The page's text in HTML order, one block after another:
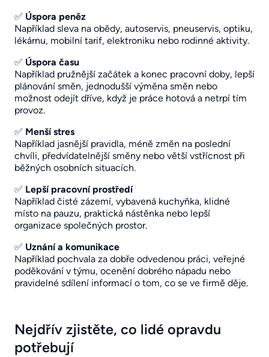
✅ Úspora peněz
Například sleva na obědy, autoservis, pneuservis, optiku,
lékárnu, mobilní tarif, elektroniku nebo rodinné aktivity.
✅ Úspora času
Například pružnější začátek a konec pracovní doby, lepší
plánování směn, jednodušší výměna směn nebo
možnost odejít dříve, když je práce hotová a netrpí tím
provoz.
✅ Menší stres
Například jasnější pravidla, méně změn na poslední
chvíli, předvídatelnější směny nebo větší vstřícnost při
běžných osobních situacích.
✅ Lepší pracovní prostředí
Například čisté zázemí, vybavená kuchyňka, klidné
místo na pauzu, praktická nástěnka nebo lepší
organizace společných prostor.
✅ Uznání a komunikace
Například pochvala za dobře odvedenou práci, veřejné
poděkování v týmu, ocenění dobrého nápadu nebo
pravidelné sdílení informací o tom, co se ve firmě děje.
Nejdřív zjistěte, co lidé opravdu
potřebují